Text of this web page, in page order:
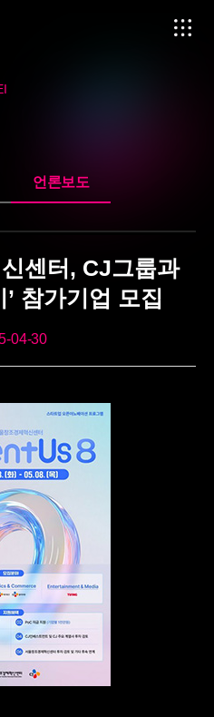
언론보도
센터, CJ그룹과
참가기업 모집
04-30